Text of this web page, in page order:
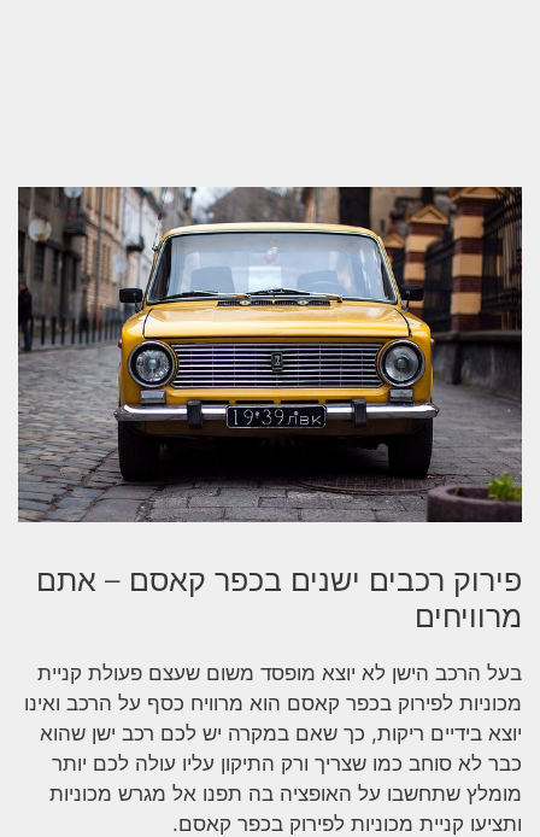
פירוק רכבים ישנים בכפר קאסם – אתם
מרוויחים
בעל הרכב הישן לא יוצא מופסד משום שעצם פעולת קניית
מכוניות לפירוק בכפר קאסם הוא מרוויח כסף על הרכב ואינו
יוצא בידיים ריקות, כך שאם במקרה יש לכם רכב ישן שהוא
כבר לא סוחב כמו שצריך ורק התיקון עליו עולה לכם יותר
מומלץ שתחשבו על האופציה בה תפנו אל מגרש מכוניות
ותציעו קניית מכוניות לפירוק בכפר קאסם.